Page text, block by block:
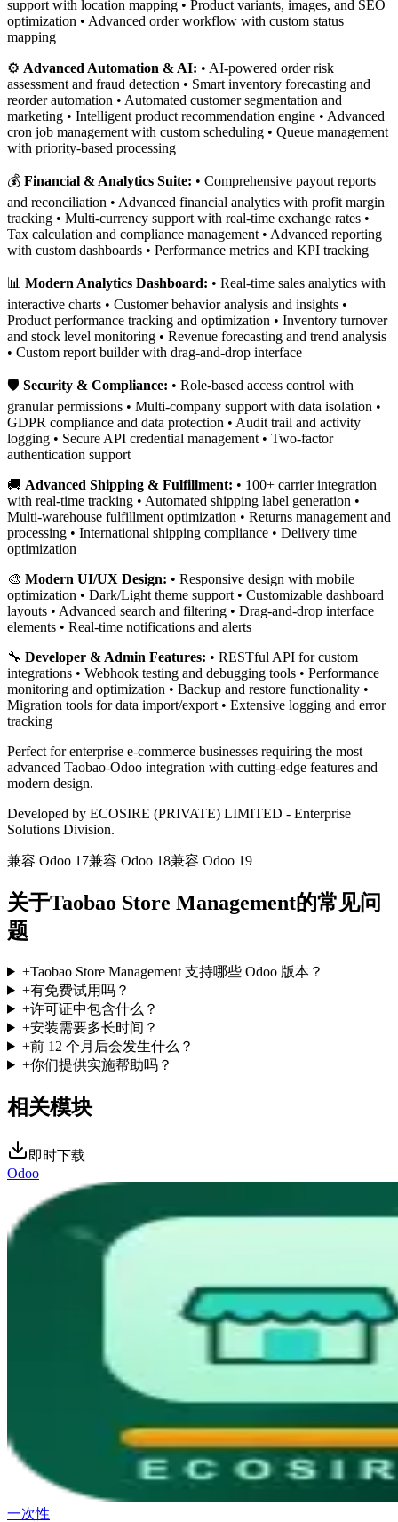
support with location mapping • Product variants, images, and SEO
optimization • Advanced order workflow with custom status
mapping
⚙️ Advanced Automation & AI: • AI-powered order risk
assessment and fraud detection • Smart inventory forecasting and
reorder automation • Automated customer segmentation and
marketing • Intelligent product recommendation engine • Advanced
cron job management with custom scheduling • Queue management
with priority-based processing
💰 Financial & Analytics Suite: • Comprehensive payout reports
and reconciliation • Advanced financial analytics with profit margin
tracking • Multi-currency support with real-time exchange rates •
Tax calculation and compliance management • Advanced reporting
with custom dashboards • Performance metrics and KPI tracking
📊 Modern Analytics Dashboard: • Real-time sales analytics with
interactive charts • Customer behavior analysis and insights •
Product performance tracking and optimization • Inventory turnover
and stock level monitoring • Revenue forecasting and trend analysis
• Custom report builder with drag-and-drop interface
🛡️ Security & Compliance: • Role-based access control with
granular permissions • Multi-company support with data isolation •
GDPR compliance and data protection • Audit trail and activity
logging • Secure API credential management • Two-factor
authentication support
🚚 Advanced Shipping & Fulfillment: • 100+ carrier integration
with real-time tracking • Automated shipping label generation •
Multi-warehouse fulfillment optimization • Returns management and
processing • International shipping compliance • Delivery time
optimization
🎨 Modern UI/UX Design: • Responsive design with mobile
optimization • Dark/Light theme support • Customizable dashboard
layouts • Advanced search and filtering • Drag-and-drop interface
elements • Real-time notifications and alerts
🔧 Developer & Admin Features: • RESTful API for custom
integrations • Webhook testing and debugging tools • Performance
monitoring and optimization • Backup and restore functionality •
Migration tools for data import/export • Extensive logging and error
tracking
Perfect for enterprise e-commerce businesses requiring the most
advanced Taobao-Odoo integration with cutting-edge features and
modern design.
Developed by ECOSIRE (PRIVATE) LIMITED - Enterprise
Solutions Division.
兼容 Odoo 17兼容 Odoo 18兼容 Odoo 19
关于Taobao Store Management的常见问
题
+Taobao Store Management 支持哪些 Odoo 版本？
+有免费试用吗？
+许可证中包含什么？
+安装需要多长时间？
+前 12 个月后会发生什么？
+你们提供实施帮助吗？
相关模块
即时下载
Odoo
一次性